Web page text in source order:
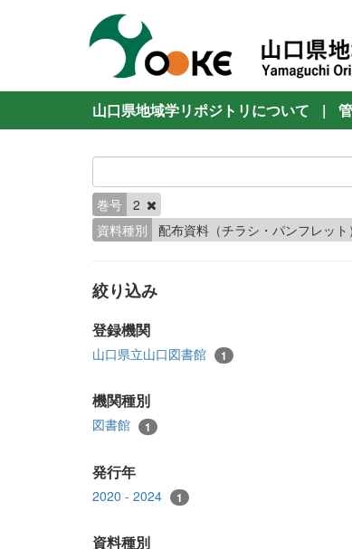
山口県地域学リポジトリについて |
巻号 2
資料種別
配布資料（チラシ・パンフレッ
絞り込み
登録機関
山口県立山口図書館 1
機関種別
図書館 1
発行年
2020 - 2024 1
資料種別